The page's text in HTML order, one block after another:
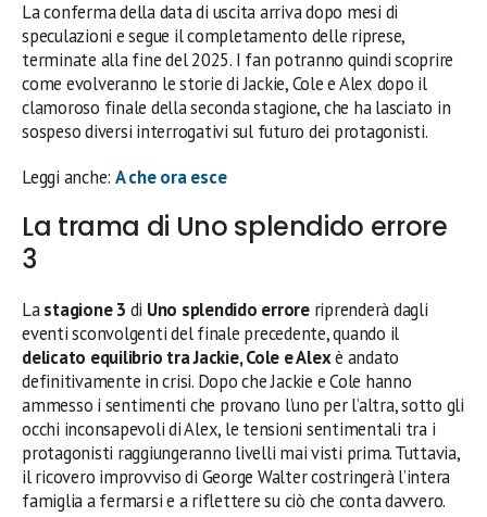
La conferma della data di uscita arriva dopo mesi di
speculazioni e segue il completamento delle riprese,
terminate alla fine del 2025. I fan potranno quindi scoprire
come evolveranno le storie di Jackie, Cole e Alex dopo il
clamoroso finale della seconda stagione, che ha lasciato in
sospeso diversi interrogativi sul futuro dei protagonisti.
Leggi anche: A che ora esce
La trama di Uno splendido errore
3
Lastagione 3 di Uno splendido erroreriprenderà dagli
eventi sconvolgenti del finale precedente, quando il
delicato equilibrio tra Jackie, Cole e Alexè andato
definitivamente in crisi. Dopo che Jackie e Cole hanno
ammesso i sentimenti che provano l’uno per l’altra, sotto gli
occhi inconsapevoli di Alex, le tensioni sentimentali tra i
protagonisti raggiungeranno livelli mai visti prima. Tuttavia,
il ricovero improvviso di George Walter costringerà l’intera
famiglia a fermarsi e a riflettere su ciò che conta davvero.